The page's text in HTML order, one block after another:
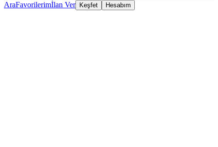
AraFavorilerimİlan Ver Keşfet Hesabım